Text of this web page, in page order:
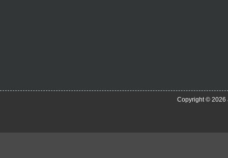
Copyright © 2026